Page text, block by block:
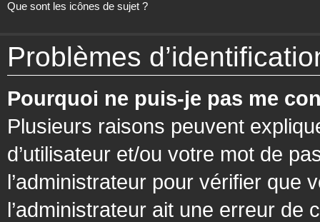
Que sont les icônes de sujet ?
Problèmes
Pourquoi ne puis-je pas me
Plusieurs raisons peuvent
d’utilisateur et/ou votre mot de
l’administrateur pour vérifier que
l’administrateur ait une erreur de